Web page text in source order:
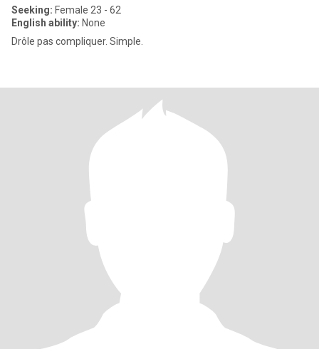
Seeking: Female 23 - 62
English ability: None
Drôle pas compliquer. Simple.